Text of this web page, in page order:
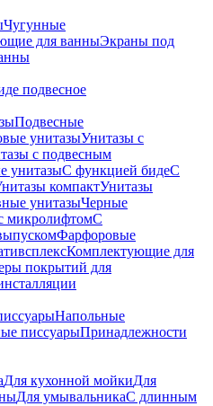
Чугунные
для ванныЭкраны под
пoдвеснoе
Подвесные
унитазыУнитазы с
с подвесным
унитазыС функцией бидеС
компактУнитазы
унитазыЧерные
микролифтомC
Фарфоровые
Комплектующие для
покрытий для
Напольные
писсуарыПринадлежности
Для кухонной мойкиДля
Для умывальникаС длинным